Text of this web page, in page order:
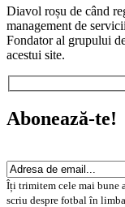
Diavol roșu de când
management de
Fondator al grupului
acestui site.
Abonează-te!
Îți trimitem cele mai bune
scriu despre fotbal în limba